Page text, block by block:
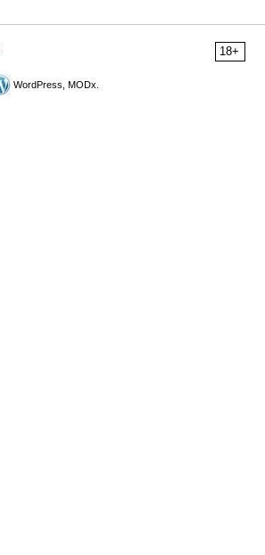
18+
WordPress, MODx.